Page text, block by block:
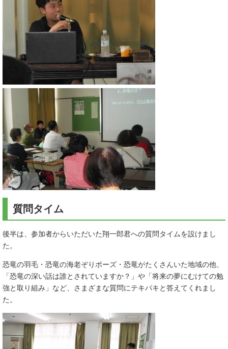
質問タイム
後半は、参加者からいただいた翔一郎君への質問タイムを設けまし
た。
恐竜の羽毛・恐竜の海老ぞりポーズ・恐竜がたくさんいた地域の他、
「恐竜の深い話は誰とされていますか？」や「将来の夢にむけての勉
強と取り組み」など、さまざまな質問にテキパキと答えてくれまし
た。